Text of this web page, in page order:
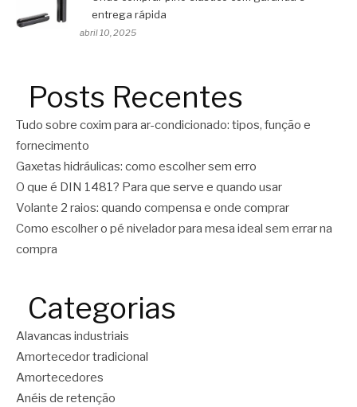
entrega rápida
abril 10, 2025
Posts Recentes
Tudo sobre coxim para ar-condicionado: tipos, função e
fornecimento
Gaxetas hidráulicas: como escolher sem erro
O que é DIN 1481? Para que serve e quando usar
Volante 2 raios: quando compensa e onde comprar
Como escolher o pé nivelador para mesa ideal sem errar na
compra
Categorias
Alavancas industriais
Amortecedor tradicional
Amortecedores
Anéis de retenção